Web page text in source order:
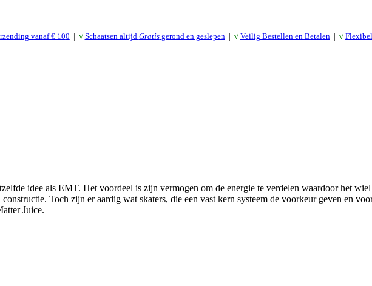
vanaf € 100 | √ Schaatsen altijd Gratisgerond en geslepen | √ Veilig Bestellen en Betalen | √
idee als EMT. Het voordeel is zijn vermogen om de energie te verdelen waardoor het
Toch zijn er aardig wat skaters, die een vast kern systeem de voorkeur geven en
Juice.